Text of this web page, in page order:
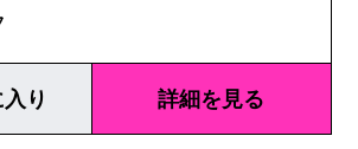
り 詳細を見る